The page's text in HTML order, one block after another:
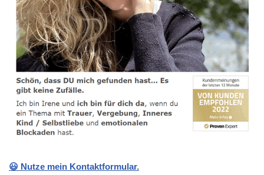
😃 Nutze mein Kontaktformular.